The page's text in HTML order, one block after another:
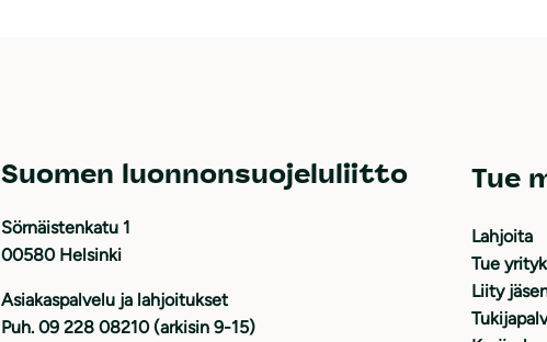
Suomen luonnonsuojeluliitto
Sörnäistenkatu 1
00580 Helsinki
Asiakaspalvelu ja lahjoitukset
Puh. 09 228 08210 (arkisin 9-15)
Tue
Lahjoita
Tue
Liity